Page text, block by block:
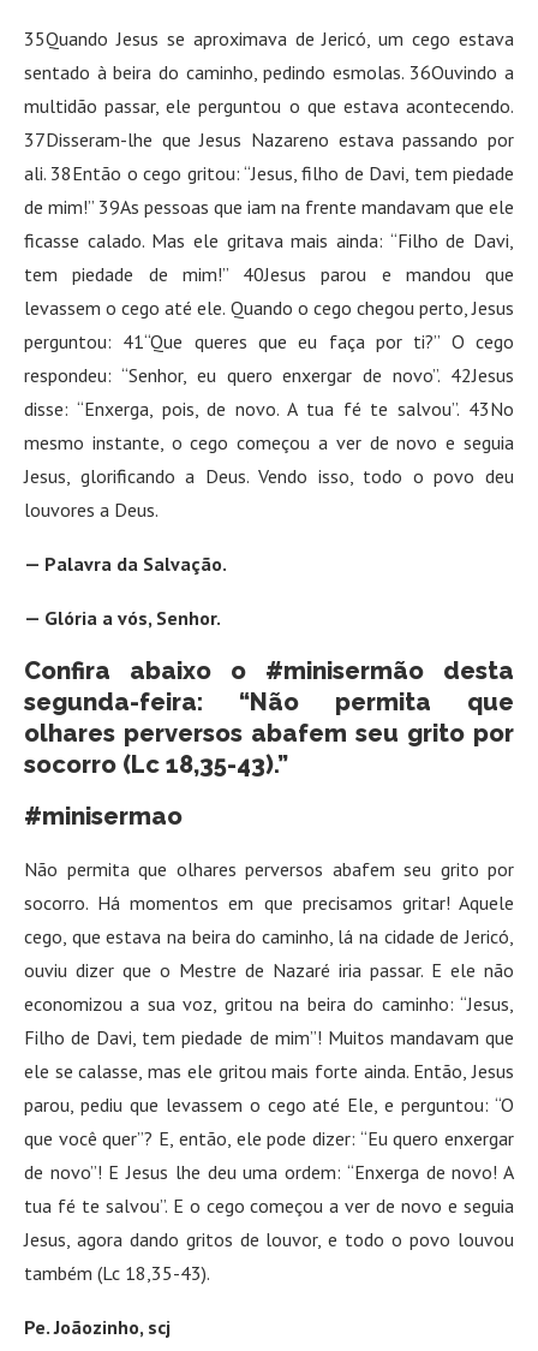
35Quando Jesus se aproximava de Jericó, um cego estava
sentado à beira do caminho, pedindo esmolas. 36Ouvindo a
multidão passar, ele perguntou o que estava acontecendo.
37Disseram-lhe que Jesus Nazareno estava passando por
ali. 38Então o cego gritou: “Jesus, filho de Davi, tem piedade
de mim!” 39As pessoas que iam na frente mandavam que ele
ficasse calado. Mas ele gritava mais ainda: “Filho de Davi,
tem piedade de mim!” 40Jesus parou e mandou que
levassem o cego até ele. Quando o cego chegou perto, Jesus
perguntou: 41“Que queres que eu faça por ti?” O cego
respondeu: “Senhor, eu quero enxergar de novo”. 42Jesus
disse: “Enxerga, pois, de novo. A tua fé te salvou”. 43No
mesmo instante, o cego começou a ver de novo e seguia
Jesus, glorificando a Deus. Vendo isso, todo o povo deu
louvores a Deus.
— Palavra da Salvação.
— Glória a vós, Senhor.
Confira abaixo o #minisermão desta
segunda-feira: “Não permita que
olhares perversos abafem seu grito por
socorro (Lc 18,35-43).”
#minisermao
Não permita que olhares perversos abafem seu grito por
socorro. Há momentos em que precisamos gritar! Aquele
cego, que estava na beira do caminho, lá na cidade de Jericó,
ouviu dizer que o Mestre de Nazaré iria passar. E ele não
economizou a sua voz, gritou na beira do caminho: “Jesus,
Filho de Davi, tem piedade de mim”! Muitos mandavam que
ele se calasse, mas ele gritou mais forte ainda. Então, Jesus
parou, pediu que levassem o cego até Ele, e perguntou: “O
que você quer”? E, então, ele pode dizer: “Eu quero enxergar
de novo”! E Jesus lhe deu uma ordem: “Enxerga de novo! A
tua fé te salvou”. E o cego começou a ver de novo e seguia
Jesus, agora dando gritos de louvor, e todo o povo louvou
também (Lc 18,35-43).
Pe. Joãozinho, scj